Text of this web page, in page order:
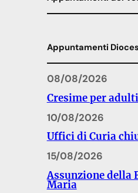
Appuntamenti
08/08/2026
Cresime per
10/08/2026
Uffici di Curia
15/08/2026
Assunzione della
Maria